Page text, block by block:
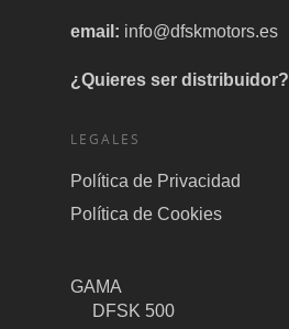
email: info@dfskmotors.es
¿Quieres ser distribuidor?
LEGALES
Política de Privacidad
Política de Cookies
GAMA
DFSK 500